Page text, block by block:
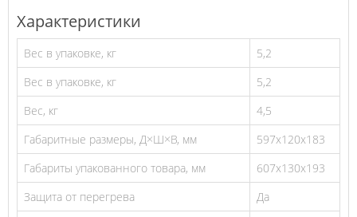
Характеристики
Вес в упаковке, кг
5,2
Вес в упаковке, кг
5,2
Вес, кг
4,5
Габаритные размеры, Д×Ш×В, мм
597х120х183
Габариты упакованного товара, мм
607х130х193
Защита от перегрева
Да